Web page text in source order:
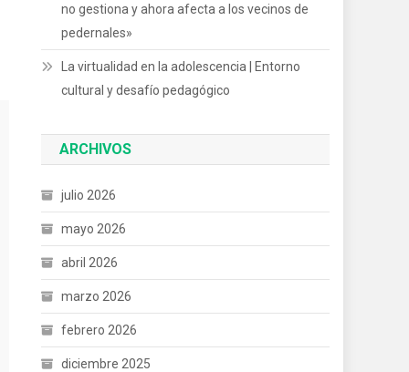
no gestiona y ahora afecta a los vecinos de
pedernales»
La virtualidad en la adolescencia | Entorno
cultural y desafío pedagógico
ARCHIVOS
julio 2026
mayo 2026
abril 2026
marzo 2026
febrero 2026
diciembre 2025